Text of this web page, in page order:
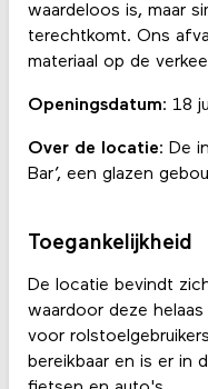
waardeloos is, maar
terechtkomt. Ons
materiaal op de
Openingsdatum: 18
Over de locatie: De
Bar’, een glazen
Toegankelijkheid
De locatie bevindt
waardoor deze
voor
bereikbaar en is er in